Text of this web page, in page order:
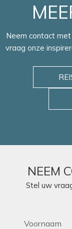
Neem contact
vraag onze
NEEM
Stel uw